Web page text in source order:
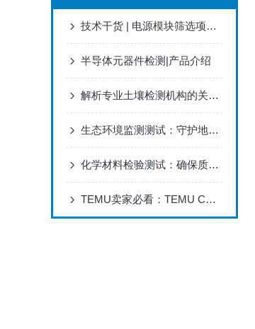
技术干货 | 电源模块筛选项目之电性能检测
半导体元器件检测|产品介绍
解析专业土壤检测机构的关键角色
生态环境监测测试：守护地球的绿色守望者
化学材料检验测试：确保质量与安全的坚实防线
TEMU卖家必看：TEMU CE-EMC测试核心重要性